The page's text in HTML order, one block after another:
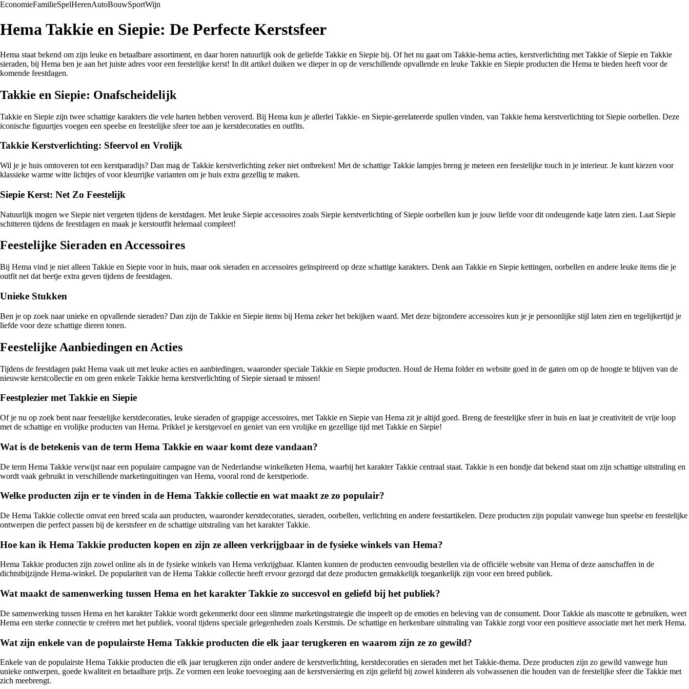
EconomieFamilieSpelHerenAutoBouwSportWijn
Hema Takkie en Siepie: De Perfecte Kerstsfeer
Hema staat bekend om zijn leuke en betaalbare assortiment, en daar horen natuurlijk ook de geliefde Takkie en Siepie bij. Of het nu gaat om Takkie-hema acties, kerstverlichting met Takkie of Siepie en Takkie
sieraden, bij Hema ben je aan het juiste adres voor een feestelijke kerst! In dit artikel duiken we dieper in op de verschillende opvallende en leuke Takkie en Siepie producten die Hema te bieden heeft voor de
komende feestdagen.
Takkie en Siepie: Onafscheidelijk
Takkie en Siepie zijn twee schattige karakters die vele harten hebben veroverd. Bij Hema kun je allerlei Takkie- en Siepie-gerelateerde spullen vinden, van Takkie hema kerstverlichting tot Siepie oorbellen. Deze
iconische figuurtjes voegen een speelse en feestelijke sfeer toe aan je kerstdecoraties en outfits.
Takkie Kerstverlichting: Sfeervol en Vrolijk
Wil je je huis omtoveren tot een kerstparadijs? Dan mag de Takkie kerstverlichting zeker niet ontbreken! Met de schattige Takkie lampjes breng je meteen een feestelijke touch in je interieur. Je kunt kiezen voor
klassieke warme witte lichtjes of voor kleurrijke varianten om je huis extra gezellig te maken.
Siepie Kerst: Net Zo Feestelijk
Natuurlijk mogen we Siepie niet vergeten tijdens de kerstdagen. Met leuke Siepie accessoires zoals Siepie kerstverlichting of Siepie oorbellen kun je jouw liefde voor dit ondeugende katje laten zien. Laat Siepie
schitteren tijdens de feestdagen en maak je kerstoutfit helemaal compleet!
Feestelijke Sieraden en Accessoires
Bij Hema vind je niet alleen Takkie en Siepie voor in huis, maar ook sieraden en accessoires geïnspireerd op deze schattige karakters. Denk aan Takkie en Siepie kettingen, oorbellen en andere leuke items die je
outfit net dat beetje extra geven tijdens de feestdagen.
Unieke Stukken
Ben je op zoek naar unieke en opvallende sieraden? Dan zijn de Takkie en Siepie items bij Hema zeker het bekijken waard. Met deze bijzondere accessoires kun je je persoonlijke stijl laten zien en tegelijkertijd je
liefde voor deze schattige dieren tonen.
Feestelijke Aanbiedingen en Acties
Tijdens de feestdagen pakt Hema vaak uit met leuke acties en aanbiedingen, waaronder speciale Takkie en Siepie producten. Houd de Hema folder en website goed in de gaten om op de hoogte te blijven van de
nieuwste kerstcollectie en om geen enkele Takkie hema kerstverlichting of Siepie sieraad te missen!
Feestplezier met Takkie en Siepie
Of je nu op zoek bent naar feestelijke kerstdecoraties, leuke sieraden of grappige accessoires, met Takkie en Siepie van Hema zit je altijd goed. Breng de feestelijke sfeer in huis en laat je creativiteit de vrije loop
met de schattige en vrolijke producten van Hema. Prikkel je kerstgevoel en geniet van een vrolijke en gezellige tijd met Takkie en Siepie!
Wat is de betekenis van de term Hema Takkie en waar komt deze vandaan?
De term Hema Takkie verwijst naar een populaire campagne van de Nederlandse winkelketen Hema, waarbij het karakter Takkie centraal staat. Takkie is een hondje dat bekend staat om zijn schattige uitstraling en
wordt vaak gebruikt in verschillende marketinguitingen van Hema, vooral rond de kerstperiode.
Welke producten zijn er te vinden in de Hema Takkie collectie en wat maakt ze zo populair?
De Hema Takkie collectie omvat een breed scala aan producten, waaronder kerstdecoraties, sieraden, oorbellen, verlichting en andere feestartikelen. Deze producten zijn populair vanwege hun speelse en feestelijke
ontwerpen die perfect passen bij de kerstsfeer en de schattige uitstraling van het karakter Takkie.
Hoe kan ik Hema Takkie producten kopen en zijn ze alleen verkrijgbaar in de fysieke winkels van Hema?
Hema Takkie producten zijn zowel online als in de fysieke winkels van Hema verkrijgbaar. Klanten kunnen de producten eenvoudig bestellen via de officiële website van Hema of deze aanschaffen in de
dichtstbijzijnde Hema-winkel. De populariteit van de Hema Takkie collectie heeft ervoor gezorgd dat deze producten gemakkelijk toegankelijk zijn voor een breed publiek.
Wat maakt de samenwerking tussen Hema en het karakter Takkie zo succesvol en geliefd bij het publiek?
De samenwerking tussen Hema en het karakter Takkie wordt gekenmerkt door een slimme marketingstrategie die inspeelt op de emoties en beleving van de consument. Door Takkie als mascotte te gebruiken, weet
Hema een sterke connectie te creëren met het publiek, vooral tijdens speciale gelegenheden zoals Kerstmis. De schattige en herkenbare uitstraling van Takkie zorgt voor een positieve associatie met het merk Hema.
Wat zijn enkele van de populairste Hema Takkie producten die elk jaar terugkeren en waarom zijn ze zo gewild?
Enkele van de populairste Hema Takkie producten die elk jaar terugkeren zijn onder andere de kerstverlichting, kerstdecoraties en sieraden met het Takkie-thema. Deze producten zijn zo gewild vanwege hun
unieke ontwerpen, goede kwaliteit en betaalbare prijs. Ze vormen een leuke toevoeging aan de kerstversiering en zijn geliefd bij zowel kinderen als volwassenen die houden van de feestelijke sfeer die Takkie met
zich meebrengt.